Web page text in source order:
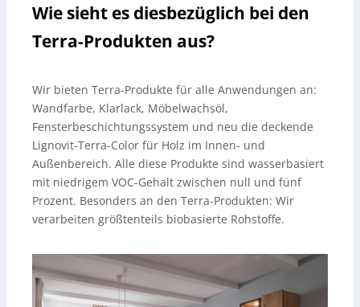
Wie sieht es diesbezüglich bei den
Terra-Produkten aus?
Wir bieten Terra-Produkte für alle Anwendungen an:
Wandfarbe, Klarlack, Möbelwachsöl,
Fensterbeschichtungssystem und neu die deckende
Lignovit-Terra-Color für Holz im Innen- und
Außenbereich. Alle diese Produkte sind wasserbasiert
mit niedrigem VOC-Gehalt zwischen null und fünf
Prozent. Besonders an den Terra-Produkten: Wir
verarbeiten größtenteils biobasierte Rohstoffe.